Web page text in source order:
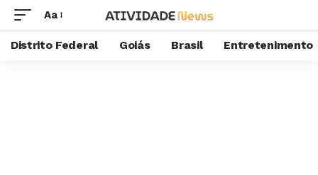
Aa
Distrito Federal Goiás Brasil Entretenimento